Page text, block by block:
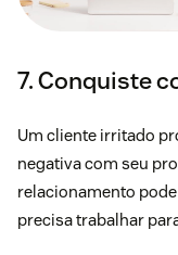
7. Conquiste
Um cliente irritado
negativa com seu
relacionamento
precisa trabalhar